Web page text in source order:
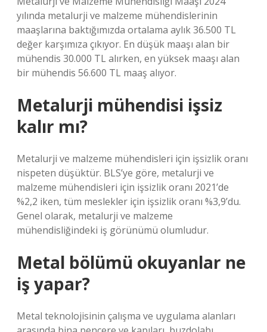
yılında metalurji ve malzeme mühendislerinin
maaşlarına baktığımızda ortalama aylık 36.500 TL
değer karşımıza çıkıyor. En düşük maaşı alan bir
mühendis 30.000 TL alırken, en yüksek maaşı alan
bir mühendis 56.600 TL maaş alıyor.
Metalurji mühendisi işsiz
kalır mı?
Metalurji ve malzeme mühendisleri için işsizlik oranı
nispeten düşüktür. BLS’ye göre, metalurji ve
malzeme mühendisleri için işsizlik oranı 2021’de
%2,2 iken, tüm meslekler için işsizlik oranı %3,9’du.
Genel olarak, metalurji ve malzeme
mühendisliğindeki iş görünümü olumludur.
Metal bölümü okuyanlar ne
iş yapar?
Metal teknolojisinin çalışma ve uygulama alanları